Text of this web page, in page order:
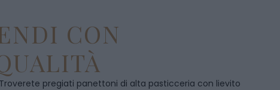
CON
pregiati panettoni di alta pasticceria con lievito